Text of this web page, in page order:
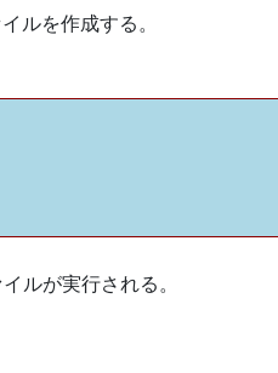
ルを作成する。
ルが実行される。